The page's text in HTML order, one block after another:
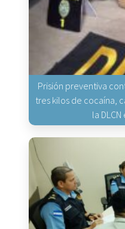
Prisión preventiva
tres kilos de cocaína,
la